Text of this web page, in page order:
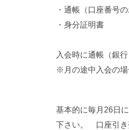
・通帳（口座番号
・身分証明書
入会時に通帳（銀
※月の途中入会の
基本的に毎月26日
下さい。 口座引き